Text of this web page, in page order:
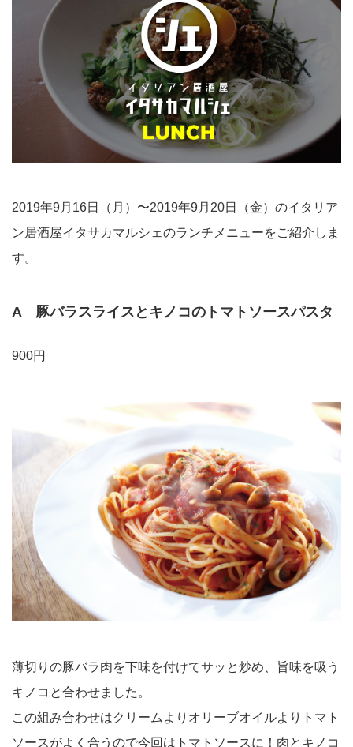
2019年9月16日（月）〜2019年9月20日（金）のイタリア
ン居酒屋イタサカマルシェのランチメニューをご紹介しま
す。
A 豚バラスライスとキノコのトマトソースパスタ
900円
薄切りの豚バラ肉を下味を付けてサッと炒め、旨味を吸う
キノコと合わせました。
この組み合わせはクリームよりオリーブオイルよりトマト
ソースがよく合うので今回はトマトソースに！肉とキノコ